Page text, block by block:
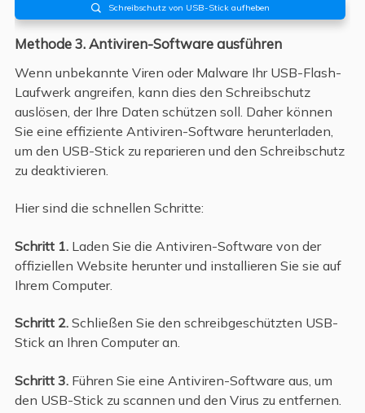
 Schreibschutz von USB-Stick aufheben
Methode 3. Antiviren-Software ausführen
Wenn unbekannte Viren oder Malware Ihr USB-Flash-
Laufwerk angreifen, kann dies den Schreibschutz
auslösen, der Ihre Daten schützen soll. Daher können
Sie eine effiziente Antiviren-Software herunterladen,
um den USB-Stick zu reparieren und den Schreibschutz
zu deaktivieren.
Hier sind die schnellen Schritte:
Schritt 1.Laden Sie die Antiviren-Software von der
offiziellen Website herunter und installieren Sie sie auf
Ihrem Computer.
Schritt 2.Schließen Sie den schreibgeschützten USB-
Stick an Ihren Computer an.
Schritt 3.Führen Sie eine Antiviren-Software aus, um
den USB-Stick zu scannen und den Virus zu entfernen.